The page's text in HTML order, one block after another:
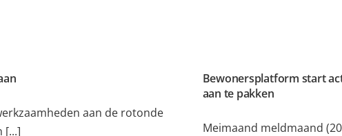
aan de rotonde
[...]
Bewonersplatform start
aan te pakken
Meimaand meldmaand